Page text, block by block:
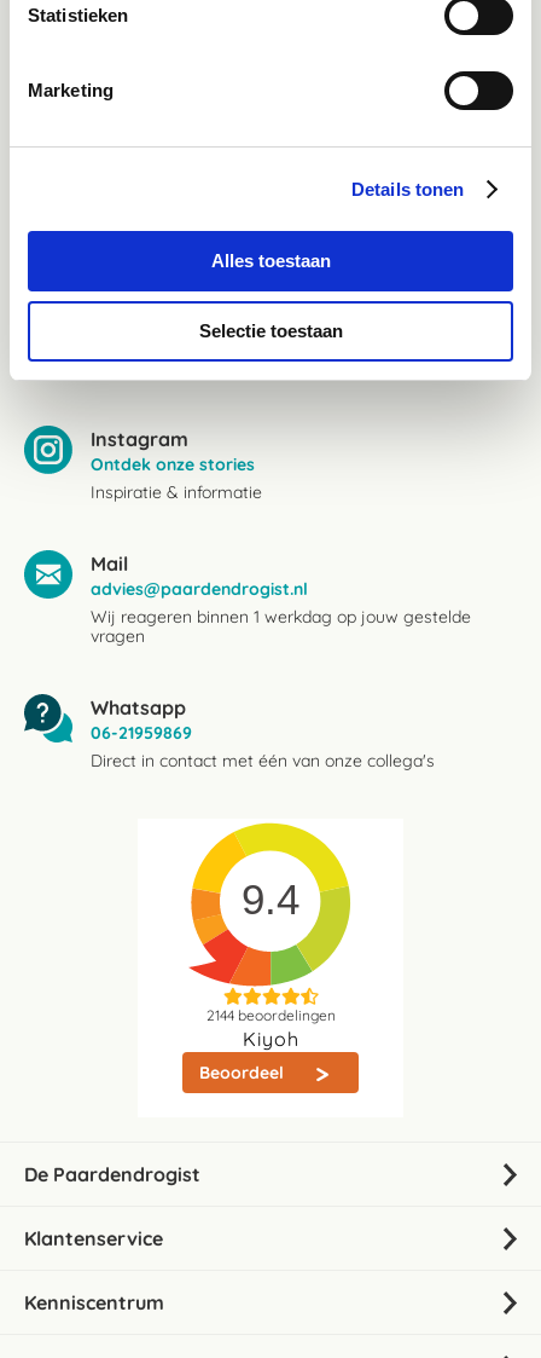
Statistieken
Marketing
Details tonen
Alles toestaan
Selectie toestaan
Ma - Vrij 8:30 - 17:30 uur
App:06-21959869of bel:050-409 69 96onze klantenservice
Bekijk Facebook
Inspiratie, informatie en bereikbaar voor vragen
Instagram
Ontdek onze stories
Inspiratie & informatie
Mail
advies@paardendrogist.nl
Wij reageren binnen 1 werkdag op jouw gestelde
vragen
Whatsapp
06-21959869
Direct in contact met één van onze collega's
9.4
2144beoordelingen
Kiyoh
Beoordeel
De Paardendrogist
Klantenservice
Kenniscentrum